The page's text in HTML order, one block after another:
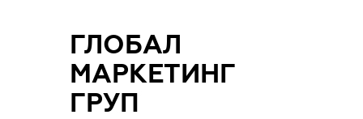
ГЛОБАЛ
МАРКЕТИНГ
ГРУП